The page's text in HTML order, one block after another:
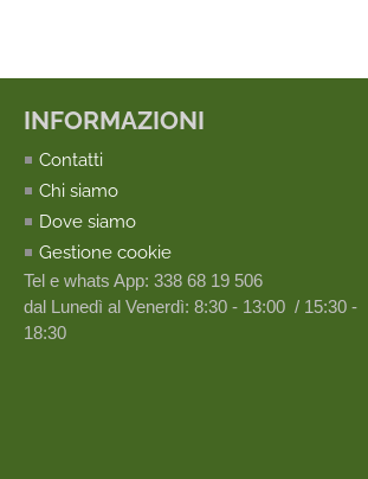
INFORMAZIONI
Contatti
Chi siamo
Dove siamo
Gestione cookie
Tel e whats App: 338 68 19 506
dal Lunedì al Venerdì: 8:30 - 13:00 / 15:30 -
18:30